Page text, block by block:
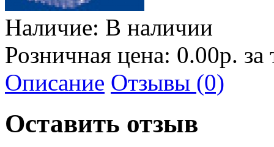
Наличие: В наличии
Розничная цена: 0.00р.
Описание Отзывы (0)
Оставить отзыв